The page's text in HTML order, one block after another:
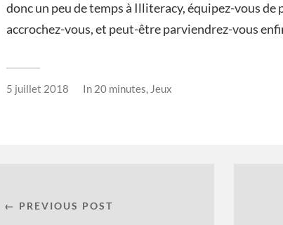
donc un peu de temps à Illiteracy, équipez-vous de
accrochez-vous, et peut-être parviendrez-vous
5 juillet 2018 In 20 minutes, Jeux
← PREVIOUS POST